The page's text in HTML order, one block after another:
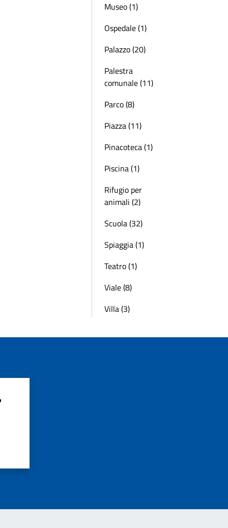
Museo (1)
Ospedale (1)
Palazzo (20)
Palestra
comunale (11)
Parco (8)
Piazza (11)
Pinacoteca (1)
Piscina (1)
Rifugio per
animali (2)
Scuola (32)
Spiaggia (1)
Teatro (1)
Viale (8)
Villa (3)